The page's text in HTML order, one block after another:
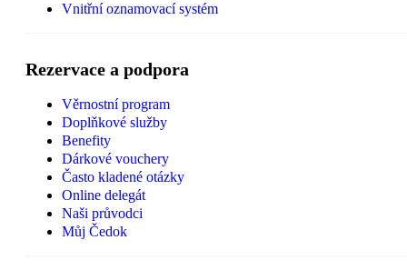
Vnitřní oznamovací systém
Rezervace a podpora
Věrnostní program
Doplňkové služby
Benefity
Dárkové vouchery
Často kladené otázky
Online delegát
Naši průvodci
Můj Čedok